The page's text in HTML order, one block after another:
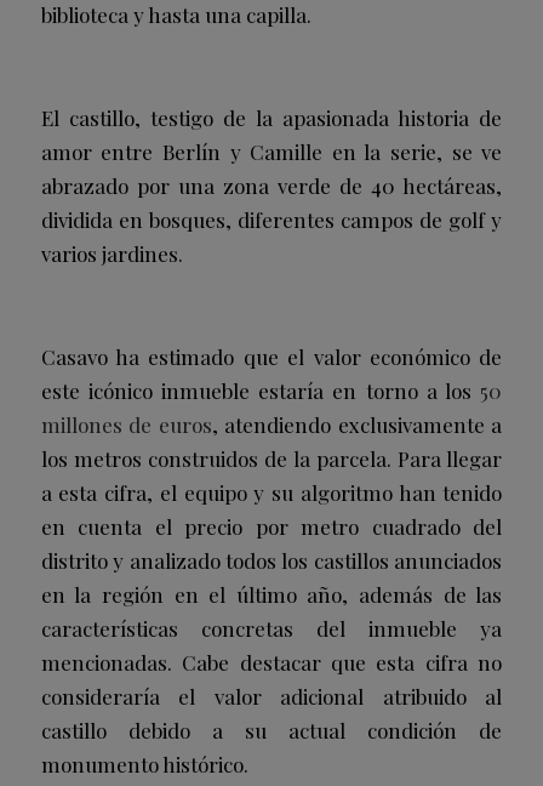
biblioteca y hasta una capilla.
El castillo, testigo de la apasionada historia de
amor entre Berlín y Camille en la serie, se ve
abrazado por una zona verde de 40 hectáreas,
dividida en bosques, diferentes campos de golf y
varios jardines.
Casavo ha estimado que el valor económico de
este icónico inmueble estaría en torno a los 50
millones de euros, atendiendo exclusivamente a
los metros construidos de la parcela. Para llegar
a esta cifra, el equipo y su algoritmo han tenido
en cuenta el precio por metro cuadrado del
distrito y analizado todos los castillos anunciados
en la región en el último año, además de las
características concretas del inmueble ya
mencionadas. Cabe destacar que esta cifra no
consideraría el valor adicional atribuido al
castillo debido a su actual condición de
monumento histórico.